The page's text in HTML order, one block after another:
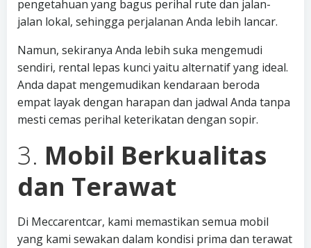
pengetahuan yang bagus perihal rute dan jalan-
jalan lokal, sehingga perjalanan Anda lebih lancar.
Namun, sekiranya Anda lebih suka mengemudi
sendiri, rental lepas kunci yaitu alternatif yang ideal.
Anda dapat mengemudikan kendaraan beroda
empat layak dengan harapan dan jadwal Anda tanpa
mesti cemas perihal keterikatan dengan sopir.
3. Mobil Berkualitas
dan Terawat
Di Meccarentcar, kami memastikan semua mobil
yang kami sewakan dalam kondisi prima dan terawat